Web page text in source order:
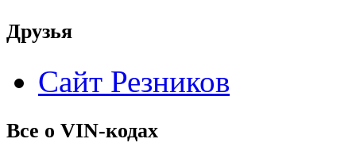
Друзья
Сайт Резников
Все о VIN-кодах